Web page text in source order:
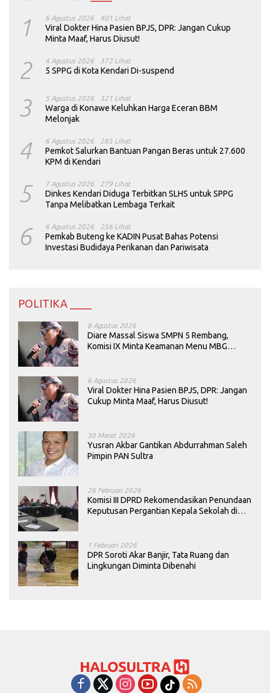
1 6 Agustus 2026 401 Lihat
Viral Dokter Hina Pasien BPJS, DPR: Jangan Cukup
Minta Maaf, Harus Diusut!
2 4 Agustus 2026 372 Lihat
5 SPPG di Kota Kendari Di-suspend
3 5 Agustus 2026 321 Lihat
Warga di Konawe Keluhkan Harga Eceran BBM
Melonjak
4 6 Agustus 2026 285 Lihat
Pemkot Salurkan Bantuan Pangan Beras untuk 27.600
KPM di Kendari
5 7 Agustus 2026 279 Lihat
Dinkes Kendari Diduga Terbitkan SLHS untuk SPPG
Tanpa Melibatkan Lembaga Terkait
6 6 Agustus 2026 256 Lihat
Pemkab Buteng ke KADIN Pusat Bahas Potensi
Investasi Budidaya Perikanan dan Pariwisata
POLITIKA ____
8 Agustus 2026
Diare Massal Siswa SMPN 5 Rembang,
Komisi IX Minta Keamanan Menu MBG
6 Agustus 2026
Viral Dokter Hina Pasien BPJS, DPR: Jangan
Cukup Minta Maaf, Harus Diusut!
30 Maret 2026
Yusran Akbar Gantikan Abdurrahman Saleh
Pimpin PAN Sultra
26 Februari 2026
Komisi III DPRD Rekomendasikan Penundaan
Keputusan Pergantian Kepala Sekolah di
1 Februari 2026
DPR Soroti Akar Banjir, Tata Ruang dan
Lingkungan Diminta Dibenahi